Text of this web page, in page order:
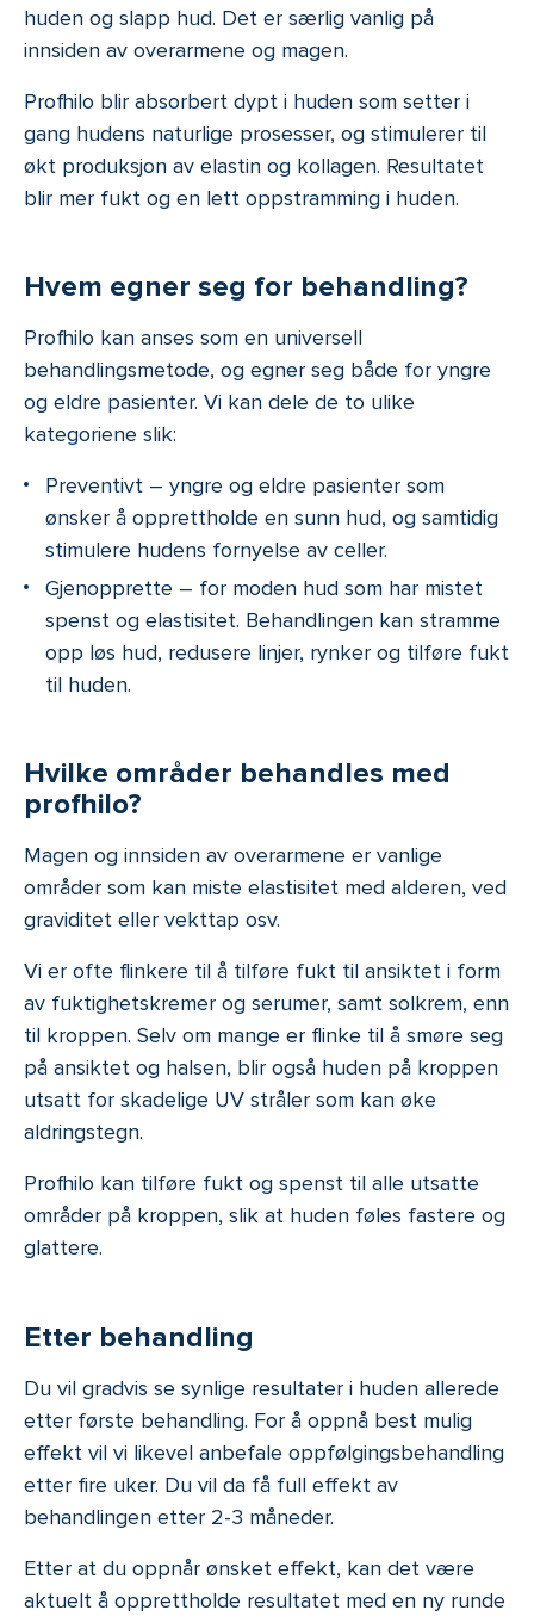
huden og slapp hud. Det er særlig vanlig på
innsiden av overarmene og magen.
Profhilo blir absorbert dypt i huden som setter i
gang hudens naturlige prosesser, og stimulerer til
økt produksjon av elastin og kollagen. Resultatet
blir mer fukt og en lett oppstramming i huden.
Hvem egner seg for behandling?
Profhilo kan anses som en universell
behandlingsmetode, og egner seg både for yngre
og eldre pasienter. Vi kan dele de to ulike
kategoriene slik:
Preventivt – yngre og eldre pasienter som
ønsker å opprettholde en sunn hud, og samtidig
stimulere hudens fornyelse av celler.
Gjenopprette – for moden hud som har mistet
spenst og elastisitet. Behandlingen kan stramme
opp løs hud, redusere linjer, rynker og tilføre fukt
til huden.
Hvilke områder behandles med
profhilo?
Magen og innsiden av overarmene er vanlige
områder som kan miste elastisitet med alderen, ved
graviditet eller vekttap osv.
Vi er ofte flinkere til å tilføre fukt til ansiktet i form
av fuktighetskremer og serumer, samt solkrem, enn
til kroppen. Selv om mange er flinke til å smøre seg
på ansiktet og halsen, blir også huden på kroppen
utsatt for skadelige UV stråler som kan øke
aldringstegn.
Profhilo kan tilføre fukt og spenst til alle utsatte
områder på kroppen, slik at huden føles fastere og
glattere.
Etter behandling
Du vil gradvis se synlige resultater i huden allerede
etter første behandling. For å oppnå best mulig
effekt vil vi likevel anbefale oppfølgingsbehandling
etter fire uker. Du vil da få full effekt av
behandlingen etter 2-3 måneder.
Etter at du oppnår ønsket effekt, kan det være
aktuelt å opprettholde resultatet med en ny runde